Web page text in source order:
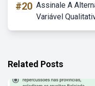
#20 Assinale A
Variável
Related Posts